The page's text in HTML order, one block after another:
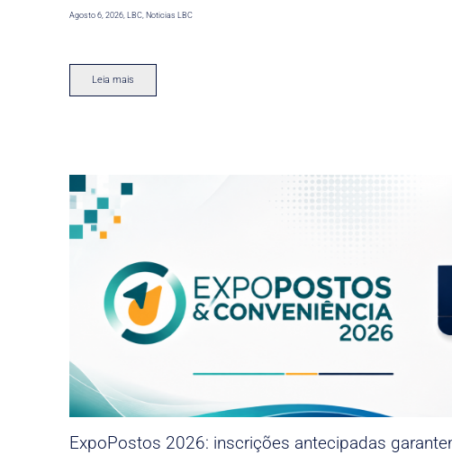
Agosto 6, 2026,LBC,Noticias LBC
Leia mais
ExpoPostos 2026: inscrições antecipadas